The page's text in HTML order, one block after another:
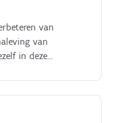
van
van
in deze